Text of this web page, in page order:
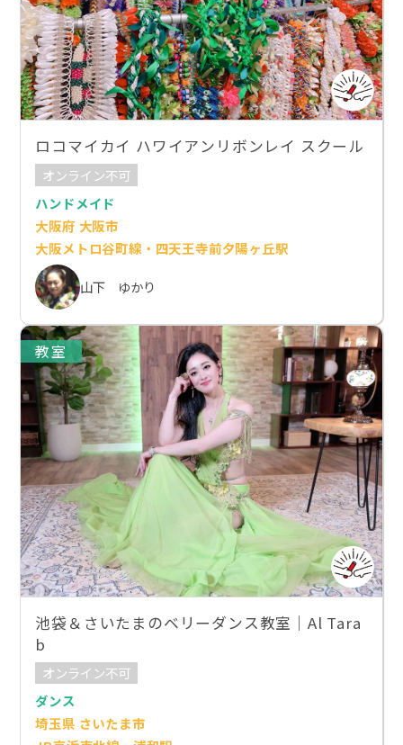
ロコマイカイ ハワイアンリボンレイ スクール
オンライン不可
ハンドメイド
大阪府 大阪市
大阪メトロ谷町線・四天王寺前夕陽ヶ丘駅
山下 ゆかり
教室
池袋＆さいたまのベリーダンス教室｜Al Tara
b
オンライン不可
ダンス
埼玉県 さいたま市